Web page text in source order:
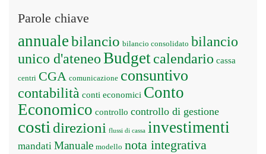
Parole chiave
annualebilancio bilancio consolidato bilancio
unico d'ateneoBudgetcalendario cassa
centri CGA comunicazione consuntivo
contabilità conti economici Conto
Economico controllo controllo di gestione
costi direzioni flussi di cassa investimenti
mandati Manuale modello nota integrativa